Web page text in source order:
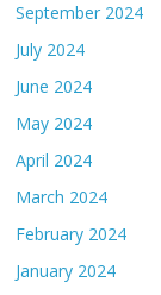
September 2024
July 2024
June 2024
May 2024
April 2024
March 2024
February 2024
January 2024